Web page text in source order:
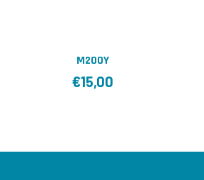
M200Y
€15,00